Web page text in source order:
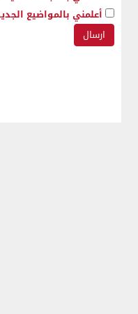
أعلمني بالمواضيع